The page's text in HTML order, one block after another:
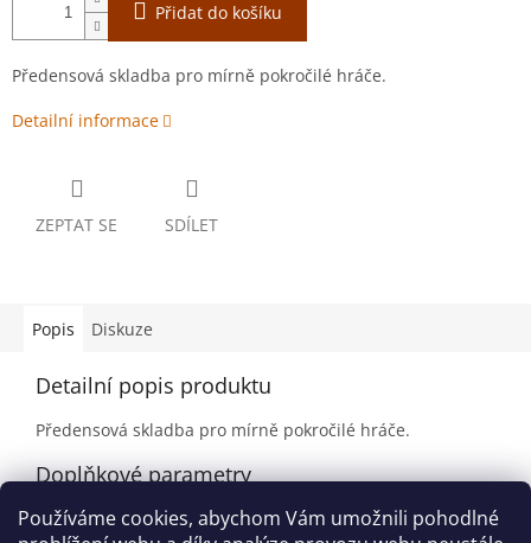
Používáme cookies, abychom Vám umožnili pohodlné
Přidat do košíku
Předensová skladba pro mírně pokročilé hráče.
Detailní informace
ZEPTAT SE SDÍLET
Popis Diskuze
Detailní popis produktu
Předensová skladba pro mírně pokročilé hráče.
Doplňkové parametry
Kategorie: Zahraniční tituly